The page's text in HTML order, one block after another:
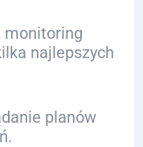
monitoring
najlepszych
planów